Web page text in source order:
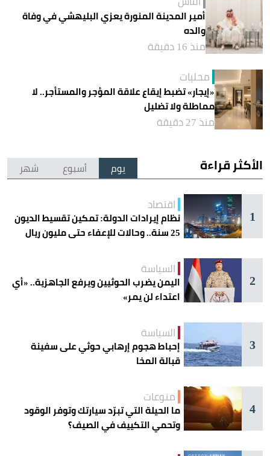
أمير المدينة المنورة يعزي البليهشي في وفاة
والده
منذ 16 دقيقة
محليات
«إيجار» تضبط إيقاع علاقة المؤجر والمستأجر.. لا
مماطلة ولا تضليل
منذ 27 دقيقة
الأكثر قراءة يوم أسبوع شهر
1
اقتصاد
نظام إيرادات الدولة: تمكين تقسيط الديون
25 سنة.. وحالات للإعفاء حتى مليون ريال
2
السياسة
اليمن يضرب الحوثيين ويرفع الجاهزية.. «أي
اعتداء لن يمر»
3
السياسة
إحباط هجوم إرهابي حوثي على سفينة
قبالة المخا
4
منوعات
ما الحيلة التي تبرّد سيارتك وتوفر الوقود
وتحمي التكييف في الصيف؟